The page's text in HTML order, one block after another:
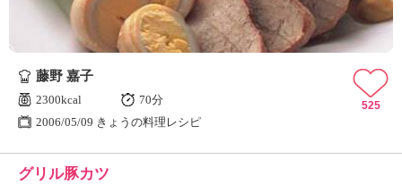
藤野 嘉子
2300kcal
70分
2006/05/09 きょうの料理レシピ
525
グリル豚カツ